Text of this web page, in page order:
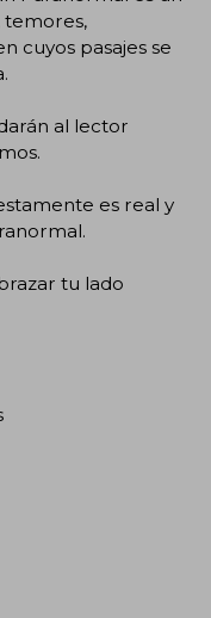
temores,
cuyos pasajes se
al lector
es real y
tu lado